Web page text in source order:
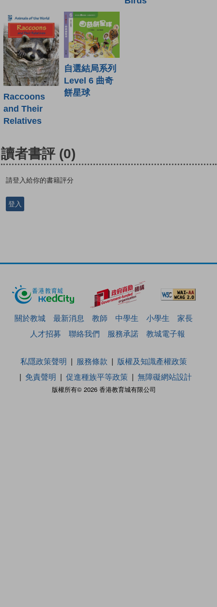
Raccoons
and Their
Relatives
自選結局系列
Level 6 曲奇
餅星球
讀者書評 (0)
請登入給你的書籍評分
登入
關於教城 最新消息 教師 中學生 小學生
家長
人才招募
聯絡我們 服務承諾 教城電子報
版權所有© 2026 香港教育城有限公司
私隱政策聲明 服務條款
版權及知識產權政策
免責聲明
促進種族平等政策 無障礙網站設計